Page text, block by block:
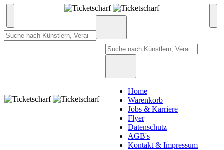
Home
Warenkorb
Jobs & Karriere
Flyer
Datenschutz
AGB's
Kontakt & Impressum